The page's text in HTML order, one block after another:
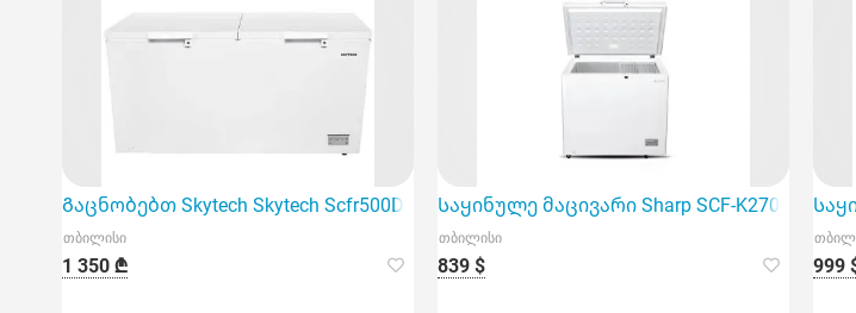
Გაცნობებთ Skytech Skytech Scfr500Dw 500 ლიტრის საყინულე მაცივრის შესახებ
თბილისი
1 350 ₾
Საყინულე მაცივარი Sharp SCF-K270H-WH3
თბილისი
839 $ 999